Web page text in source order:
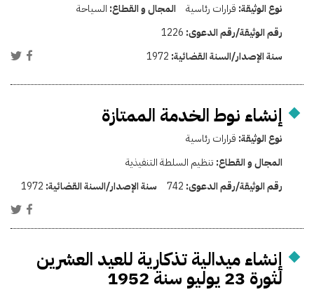
نوع الوثيقة: قرارات رئاسية المجال و القطاع: السياحة
رقم الوثيقة/رقم الدعوى: 1226
سنة الإصدار/السنة القضائية: 1972
إنشاء نوط الخدمة الممتازة
نوع الوثيقة: قرارات رئاسية
المجال و القطاع: تنظيم السلطة التنفيذية
رقم الوثيقة/رقم الدعوى: 742 سنة الإصدار/السنة القضائية: 1972
إنشاء ميدالية تذكارية للعيد العشرين
لثورة 23 يوليو سنة 1952